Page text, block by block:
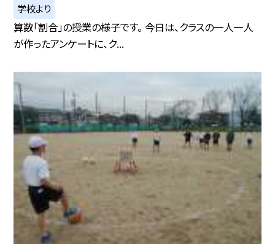
学校より
算数「割合」の授業の様子です。 今日は、クラスの一人一人
が作ったアンケートに、ク...